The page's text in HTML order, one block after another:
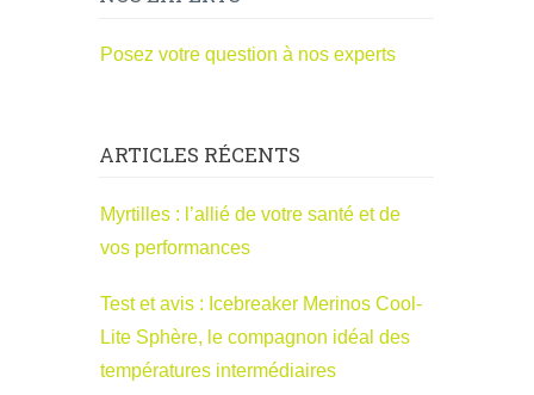
Posez votre question à nos experts
ARTICLES RÉCENTS
Myrtilles : l’allié de votre santé et de
vos performances
Test et avis : Icebreaker Merinos Cool-
Lite Sphère, le compagnon idéal des
températures intermédiaires